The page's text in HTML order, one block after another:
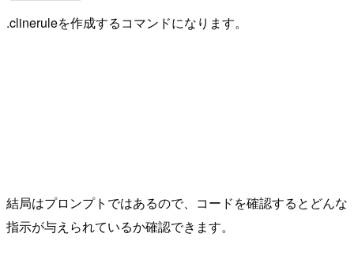
.clineruleを作成するコマンドになります。
結局はプロンプトではあるので、コードを確認するとどんな
指示が与えられているか確認できます。